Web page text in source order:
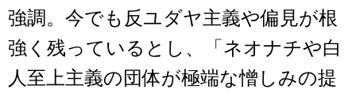
強調。今でも反ユダヤ主義や偏見が根
強く残っているとし、「ネオナチや白
人至上主義の団体が極端な憎しみの提